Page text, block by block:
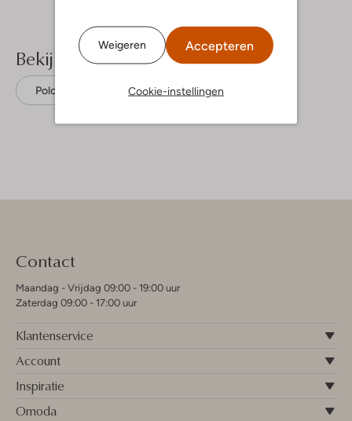
Weigeren Accepteren
Cookie-instellingen
Bekijk meer
Polo's Lacoste Katoen
Contact
Maandag - Vrijdag 09:00 - 19:00 uur
Zaterdag 09:00 - 17:00 uur
Klantenservice
Account
Inspiratie
Omoda